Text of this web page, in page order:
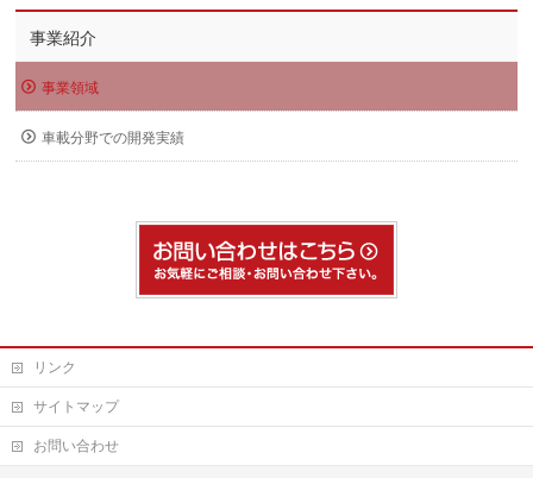
事業紹介
事業領域
車載分野での開発実績
リンク
サイトマップ
お問い合わせ